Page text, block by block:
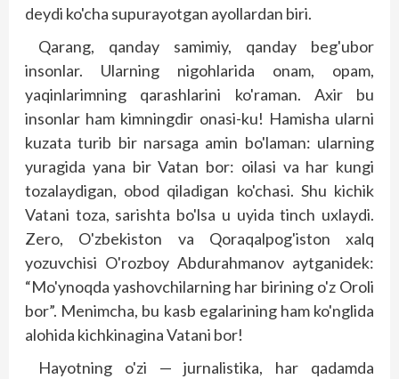
deydi ko'cha supurayotgan ayollardan biri.
Qarang, qanday samimiy, qanday beg'ubor
insonlar. Ularning nigohlarida onam, opam,
yaqinlarimning qarashlarini ko'raman. Axir bu
insonlar ham kimningdir onasi-ku! Hamisha ularni
kuzata turib bir narsaga amin bo'laman: ularning
yuragida yana bir Vatan bor: oilasi va har kungi
tozalaydigan, obod qiladigan ko'chasi. Shu kichik
Vatani toza, sarishta bo'lsa u uyi­­da tinch uxlaydi.
Zero, O'zbekis­ton va Qoraqalpog'iston xalq
yozuvchisi O'rozboy Abdurahmanov aytganidek:
“Mo'ynoqda yashovchilarning har birining o'z Oroli
bor”. Menimcha, bu kasb egalarining ham ko'nglida
alohida kichkinagina Vatani bor!
Hayotning o'zi — jurnalis­tika, har qadamda